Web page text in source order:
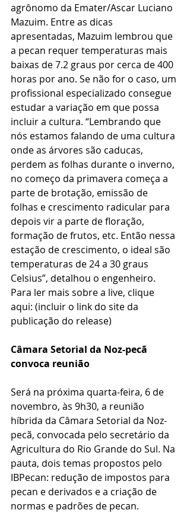
agrônomo da Emater/Ascar Luciano
Mazuim. Entre as dicas
apresentadas, Mazuim lembrou que
a pecan requer temperaturas mais
baixas de 7.2 graus por cerca de 400
horas por ano. Se não for o caso, um
profissional especializado consegue
estudar a variação em que possa
incluir a cultura. “Lembrando que
nós estamos falando de uma cultura
onde as árvores são caducas,
perdem as folhas durante o inverno,
no começo da primavera começa a
parte de brotação, emissão de
folhas e crescimento radicular para
depois vir a parte de floração,
formação de frutos, etc. Então nessa
estação de crescimento, o ideal são
temperaturas de 24 a 30 graus
Celsius”, detalhou o engenheiro.
Para ler mais sobre a live, clique
aqui: (incluir o link do site da
publicação do release)
Câmara Setorial da Noz-pecã
convoca reunião
Será na próxima quarta-feira, 6 de
novembro, às 9h30, a reunião
híbrida da Câmara Setorial da Noz-
pecã, convocada pelo secretário da
Agricultura do Rio Grande do Sul. Na
pauta, dois temas propostos pelo
IBPecan: redução de impostos para
pecan e derivados e a criação de
normas e padrões de pecan.